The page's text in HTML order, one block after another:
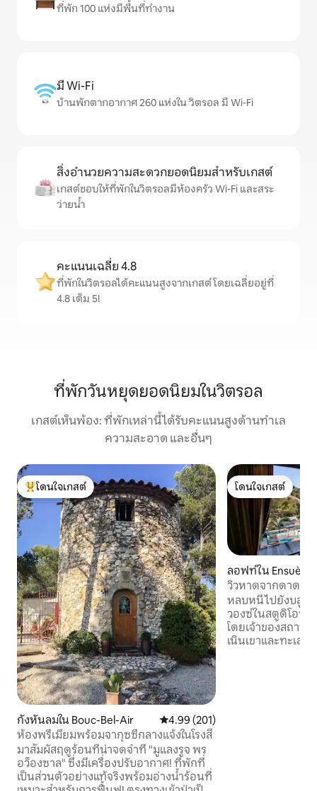
ที่พัก 100 แห่งมีพื้นที่ทำงาน
มี Wi-Fi
บ้านพักตากอากาศ 260 แห่งใน วิตรอล มี Wi-Fi
สิ่งอำนวยความสะดวกยอดนิยมสำหรับเกสต์
เกสต์ชอบให้ที่พักในวิตรอลมีห้องครัว Wi-Fi และสระ
ว่ายน้ำ
คะแนนเฉลี่ย 4.8
ที่พักในวิตรอลได้คะแนนสูงจากเกสต์ โดยเฉลี่ยอยู่ที่
4.8 เต็ม 5!
ที่พักวันหยุดยอดนิยมในวิตรอล
เกสต์เห็นพ้อง: ที่พักเหล่านี้ได้รับคะแนนสูงด้านทำเล
ความสะอาด และอื่นๆ
โดนใจเกสต์ที่สุด
โดนใจเกสต์
กังหันลมใน Bouc-Bel-Air คะแนนเฉลี่ย 4.99 จาก 5, 201 รีวิว
4.99 (201)
ห้องพรีเมียมพร้อมจากุซซี่กลางแจ้งในโรงสี
มาสัมผัสฤดูร้อนที่น่าจดจำที่ "มูแลงรูจ พร
อว็องซาล" ซึ่งมีเครื่องปรับอากาศ! ที่พักที่
เป็นส่วนตัวอย่างแท้จริงพร้อมอ่างน้ำร้อนที่
โดนใจเกสต์
โดนใจเกสต์
ลอฟท์ใน Ensuès-
e
วิวหาดจากดาดฟ้า
หลบหนีไปยังบลูโค
วองซ์ในสตูดิโอที่
โดยเจ้าของสถาป
เนินเขาและทะเลที่